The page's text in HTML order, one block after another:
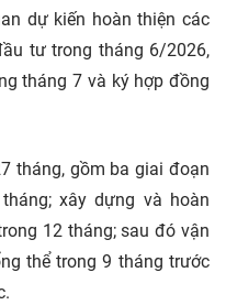
dự kiến hoàn thiện các
tư trong tháng 6/2026,
tháng 7 và ký hợp đồng
tháng, gồm ba giai đoạn
xây dựng và hoàn
12 tháng; sau đó vận
thể trong 9 tháng trước